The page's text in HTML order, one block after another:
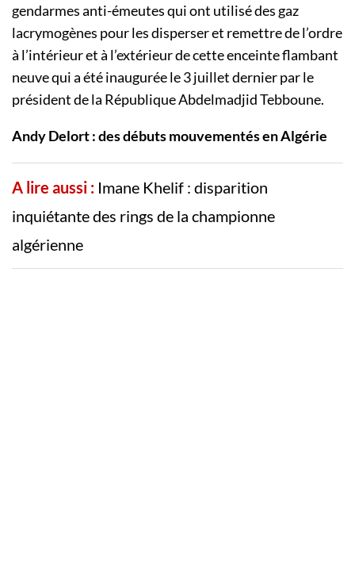
gendarmes anti-émeutes qui ont utilisé des gaz
lacrymogènes pour les disperser et remettre de l’ordre
à l’intérieur et à l’extérieur de cette enceinte flambant
neuve qui a été inaugurée le 3 juillet dernier par le
président de la République Abdelmadjid Tebboune.
Andy Delort : des débuts mouvementés en Algérie
A lire aussi : Imane Khelif : disparition
inquiétante des rings de la championne
algérienne